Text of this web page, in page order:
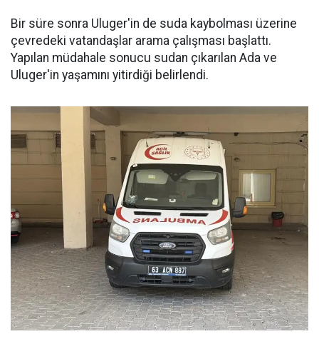
Bir süre sonra Uluger'in de suda kaybolması üzerine
çevredeki vatandaşlar arama çalışması başlattı.
Yapılan müdahale sonucu sudan çıkarılan Ada ve
Uluger'in yaşamını yitirdiği belirlendi.